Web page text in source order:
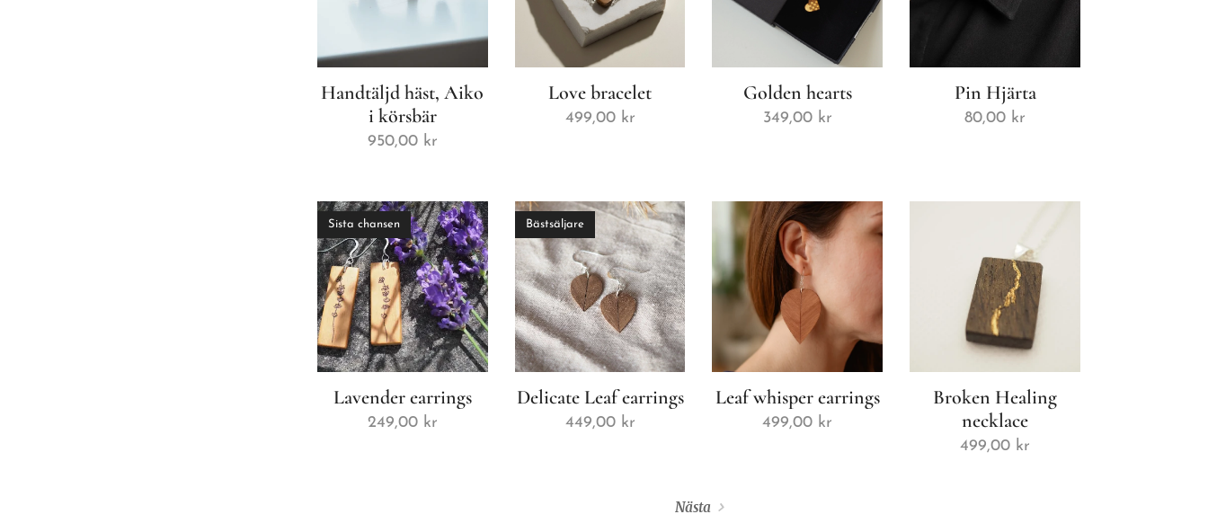
Handtäljd häst, Aiko
i körsbär
950,00kr
Love bracelet
499,00kr
Golden hearts
349,00kr
Pin Hjärta
80,00 kr
Lavender earrings
Sista chansen
249,00kr
Delicate Leaf earrings
Bästsäljare
449,00kr
Leaf whisper earrings
499,00 kr
Broken Healing
necklace
499,00 kr
Nästa